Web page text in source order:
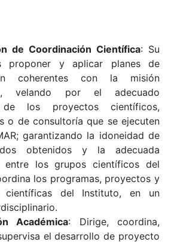
de Coordinación Científica: Su
proponer y aplicar planes de
coherentes con la misión
velando por el adecuado
de los proyectos científicos,
o de consultoría que se ejecuten
garantizando la idoneidad de
obtenidos y la adecuada
entre los grupos científicos del
los programas, proyectos y
científicas del Instituto, en un
Académica: Dirige, coordina,
el desarrollo de proyecto